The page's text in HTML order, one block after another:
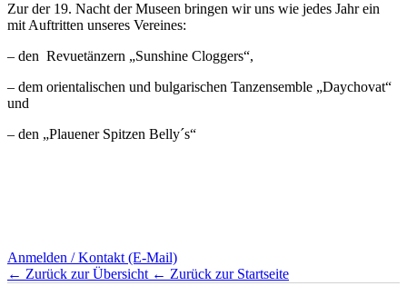
Zur der 19. Nacht der Museen bringen wir uns wie jedes Jahr ein
mit Auftritten unseres Vereines:
– den Revuetänzern „Sunshine Cloggers“,
– dem orientalischen und bulgarischen Tanzensemble „Daychovat“
und
– den „Plauener Spitzen Belly´s“
Anmelden / Kontakt (E-Mail)
← Zurück zur Übersicht ← Zurück zur Startseite